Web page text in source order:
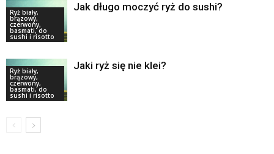
Ryż biały,
brązowy,
czerwony,
basmati, do
sushi i risotto
Jak długo moczyć ryż do sushi?
Ryż biały,
brązowy,
czerwony,
basmati, do
sushi i risotto
Jaki ryż się nie klei?